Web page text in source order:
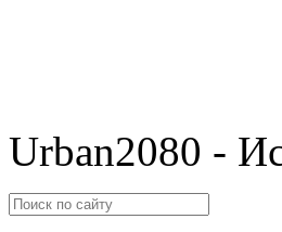
Urban2080 -